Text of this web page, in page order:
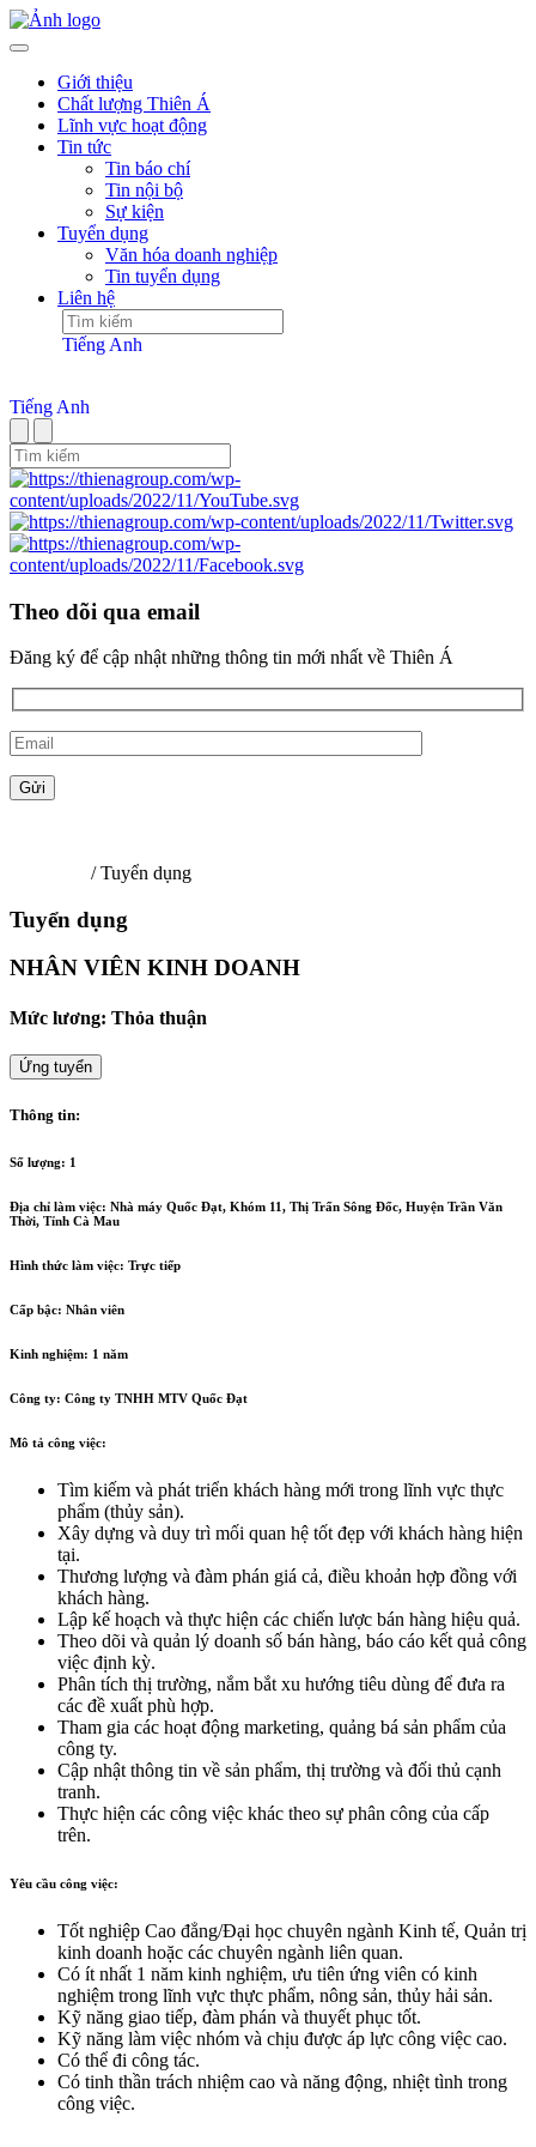
Giới thiệu
Chất lượng Thiên Á
Lĩnh vực hoạt động
Tin tức
Tin báo chí
Tin nội bộ
Sự kiện
Tuyển dụng
Văn hóa doanh nghiệp
Tin tuyển dụng
Liên hệ
Tiếng Anh
Tiếng Anh
Theo dõi qua email
Đăng ký để cập nhật những thông tin mới nhất về Thiên Á
/ Tuyển dụng
Tuyển dụng
NHÂN VIÊN KINH DOANH
Mức lương: Thỏa thuận
Ứng tuyển
Thông tin:
Số lượng: 1
Địa chỉ làm việc: Nhà máy Quốc Đạt, Khóm 11, Thị Trấn Sông Đốc, Huyện Trần Văn
Thời, Tỉnh Cà Mau
Hình thức làm việc: Trực tiếp
Cấp bậc: Nhân viên
Kinh nghiệm: 1 năm
Công ty: Công ty TNHH MTV Quốc Đạt
Mô tả công việc:
Tìm kiếm và phát triển khách hàng mới trong lĩnh vực thực
phẩm (thủy sản).
Xây dựng và duy trì mối quan hệ tốt đẹp với khách hàng hiện
tại.
Thương lượng và đàm phán giá cả, điều khoản hợp đồng với
khách hàng.
Lập kế hoạch và thực hiện các chiến lược bán hàng hiệu quả.
Theo dõi và quản lý doanh số bán hàng, báo cáo kết quả công
việc định kỳ.
Phân tích thị trường, nắm bắt xu hướng tiêu dùng để đưa ra
các đề xuất phù hợp.
Tham gia các hoạt động marketing, quảng bá sản phẩm của
công ty.
Cập nhật thông tin về sản phẩm, thị trường và đối thủ cạnh
tranh.
Thực hiện các công việc khác theo sự phân công của cấp
trên.
Yêu cầu công việc:
Tốt nghiệp Cao đẳng/Đại học chuyên ngành Kinh tế, Quản trị
kinh doanh hoặc các chuyên ngành liên quan.
Có ít nhất 1 năm kinh nghiệm, ưu tiên ứng viên có kinh
nghiệm trong lĩnh vực thực phẩm, nông sản, thủy hải sản.
Kỹ năng giao tiếp, đàm phán và thuyết phục tốt.
Kỹ năng làm việc nhóm và chịu được áp lực công việc cao.
Có thể đi công tác.
Có tinh thần trách nhiệm cao và năng động, nhiệt tình trong
công việc.